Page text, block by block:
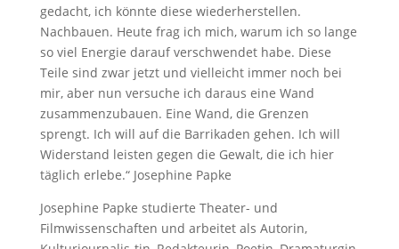
gedacht, ich könnte diese wiederherstellen.
Nachbauen. Heute frag ich mich, warum ich so lange
so viel Energie darauf verschwendet habe. Diese
Teile sind zwar jetzt und vielleicht immer noch bei
mir, aber nun versuche ich daraus eine Wand
zusammenzubauen. Eine Wand, die Grenzen
sprengt. Ich will auf die Barrikaden gehen. Ich will
Widerstand leisten gegen die Gewalt, die ich hier
täglich erlebe.“ Josephine Papke
Josephine Papke studierte Theater- und
Filmwissenschaften und arbeitet als Autorin,